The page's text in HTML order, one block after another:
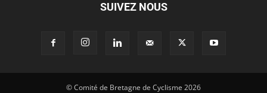
SUIVEZ NOUS
© Comité de Bretagne de Cyclisme 2026